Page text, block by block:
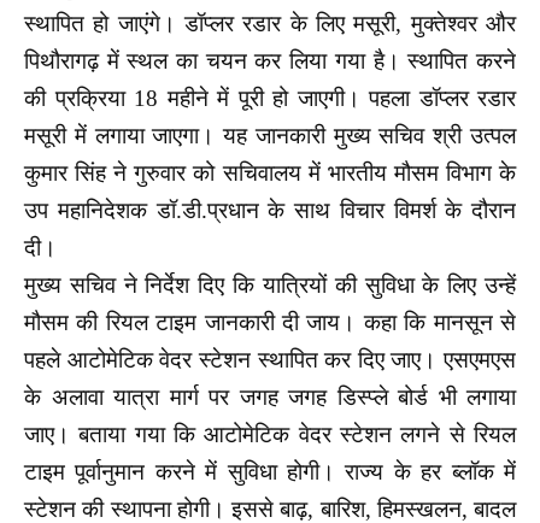
स्थापित हो जाएंगे। डॉप्लर रडार के लिए मसूरी, मुक्तेश्वर और
पिथौरागढ़ में स्थल का चयन कर लिया गया है। स्थापित करने
की प्रक्रिया 18 महीने में पूरी हो जाएगी। पहला डॉप्लर रडार
मसूरी में लगाया जाएगा। यह जानकारी मुख्य सचिव श्री उत्पल
कुमार सिंह ने गुरुवार को सचिवालय में भारतीय मौसम विभाग के
उप महानिदेशक डॉ.डी.प्रधान के साथ विचार विमर्श के दौरान
दी।
मुख्य सचिव ने निर्देश दिए कि यात्रियों की सुविधा के लिए उन्हें
मौसम की रियल टाइम जानकारी दी जाय। कहा कि मानसून से
पहले आटोमेटिक वेदर स्टेशन स्थापित कर दिए जाए। एसएमएस
के अलावा यात्रा मार्ग पर जगह जगह डिस्प्ले बोर्ड भी लगाया
जाए। बताया गया कि आटोमेटिक वेदर स्टेशन लगने से रियल
टाइम पूर्वानुमान करने में सुविधा होगी। राज्य के हर ब्लॉक में
स्टेशन की स्थापना होगी। इससे बाढ़, बारिश, हिमस्खलन, बादल